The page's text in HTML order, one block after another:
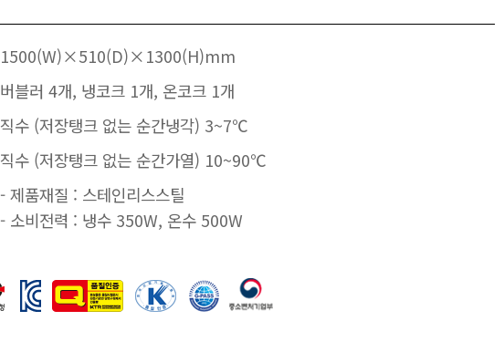
1500(W)×510(D)×1300(H)mm
버블러 4개, 냉코크 1개, 온코크 1개
직수 (저장탱크 없는 순간냉각) 3~7℃
직수 (저장탱크 없는 순간가열) 10~90℃
- 제품재질 : 스테인리스스틸
- 소비전력 : 냉수 350W, 온수 500W